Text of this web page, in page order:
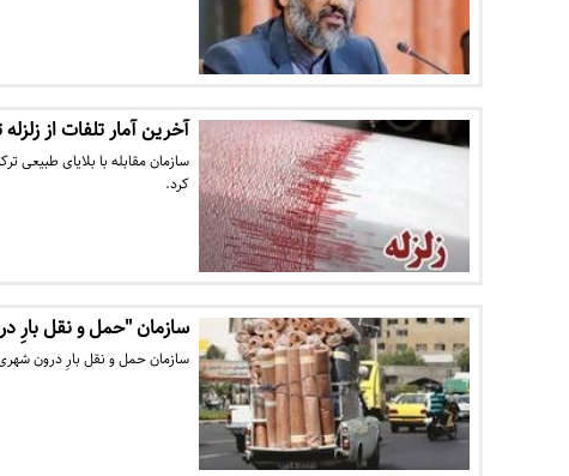
آخرین آمار تلفات از زلزله
کرد.
سازمان "حمل و نقل بارِ
سازمان حمل و نقل بارِ درون